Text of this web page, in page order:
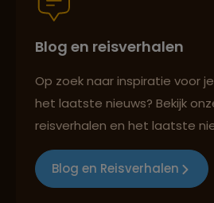
Persoonlijk en deskundig
Best beoordeelde
Blog en reisverhalen
Op zoek naar inspiratie voor
het laatste nieuws? Bekijk
reisverhalen en het laatste
Blog en Reisverhalen